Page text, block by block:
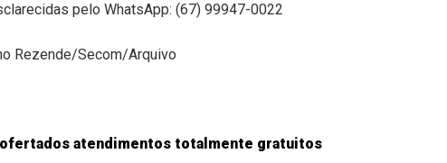
pelo WhatsApp: (67) 99947-0022
Rezende/Secom/Arquivo
atendimentos totalmente gratuitos